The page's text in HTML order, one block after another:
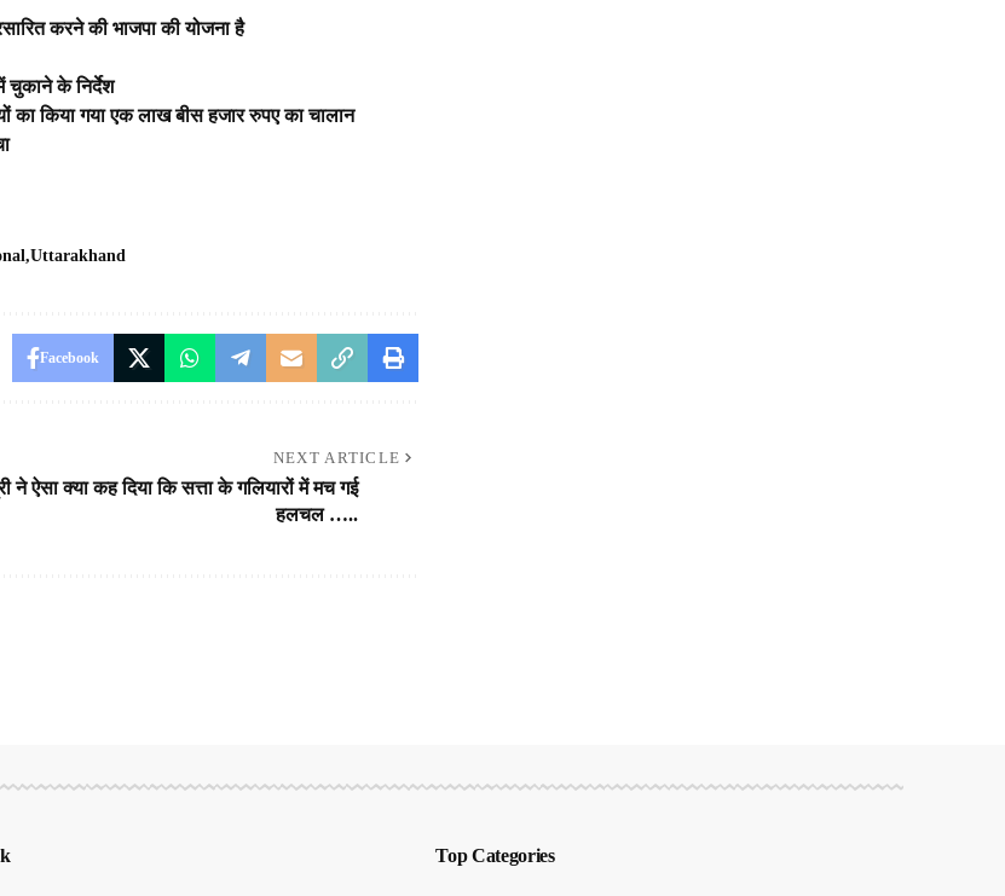
करने की भाजपा की योजना है
चुकाने के निर्देश
का किया गया एक लाख बीस हजार रुपए का चालान
Uttarakhand
Facebook
NEXT ARTICLE
ने ऐसा क्या कह दिया कि सत्ता के गलियारों में मच गई
हलचल …..
Top Categories